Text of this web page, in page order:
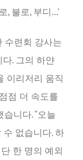
, 불로, 부디…’
수련회 강사는
. 그의 하얀
이리저리 움직
점 더 속도를
니다. “오늘
없습니다. 하
한 명의 예외